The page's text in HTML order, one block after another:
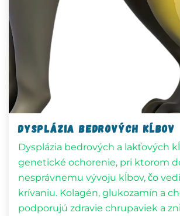
Dysplázia bedrových kĺbov
Dysplázia bedrových a lakťových
genetické ochorenie, pri ktorom
nesprávnemu vývoju kĺbov, čo
krívaniu. Kolagén, glukozamín a
podporujú zdravie chrupaviek a